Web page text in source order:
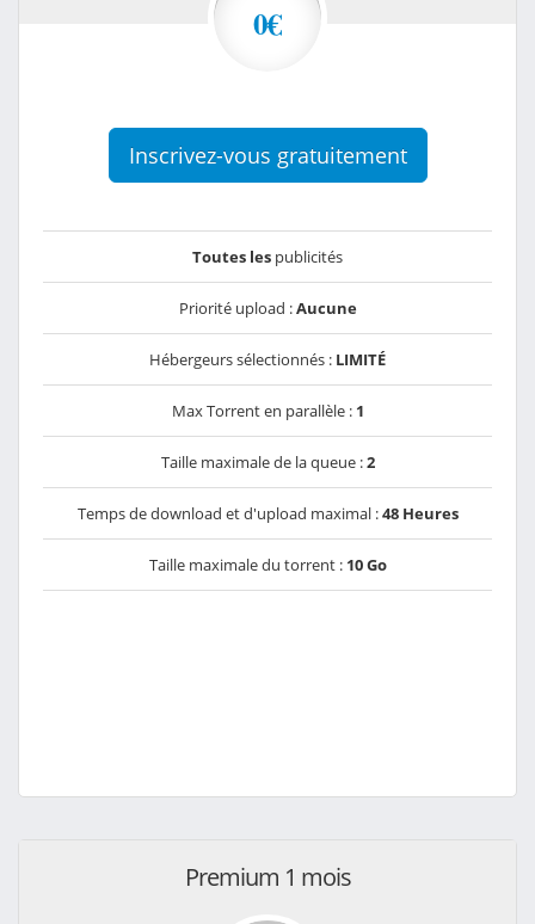
0€
Inscrivez-vous gratuitement
Toutes les publicités
Priorité upload :Aucune
Hébergeurs sélectionnés : LIMITÉ
Max Torrent en parallèle : 1
Taille maximale de la queue :2
Temps de download et d'upload maximal :48 Heures
Taille maximale du torrent : 10 Go
Premium 1 mois